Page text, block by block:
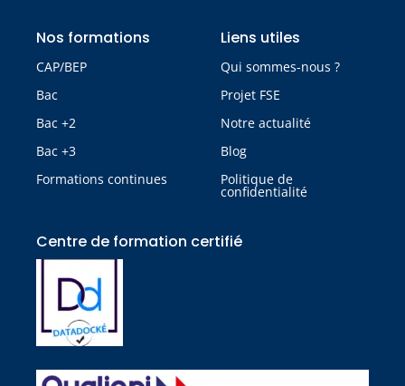
Nos formations
CAP/BEP
Bac
Bac +2
Bac +3
Formations continues
Liens utiles
Qui sommes-nous ?
Projet FSE
Notre actualité
Blog
Politique de
confidentialité
Centre de formation certifié​